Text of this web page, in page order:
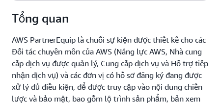
Tổng quan
AWS PartnerEquip là chuỗi sự kiện được thiết kế cho các
Đối tác chuyên môn của AWS (Năng lực AWS, Nhà cung
cấp dịch vụ được quản lý, Cung cấp dịch vụ và Hỗ trợ tiếp
nhận dịch vụ) và các đơn vị có hồ sơ đăng ký đang được
xử lý đủ điều kiện, để được truy cập vào nội dung chiến
lược và bảo mật, bao gồm lộ trình sản phẩm, bản xem